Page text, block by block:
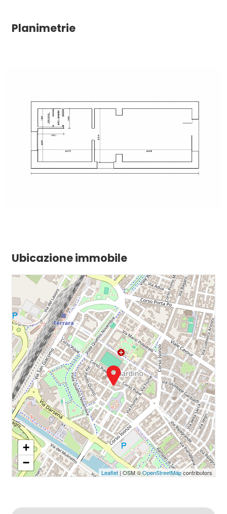
Planimetrie
Ubicazione immobile
+
−
Leaflet| OSM ©OpenStreetMapcontributors
Balcone/Terrazzo
Nuova costruzione
Lusso